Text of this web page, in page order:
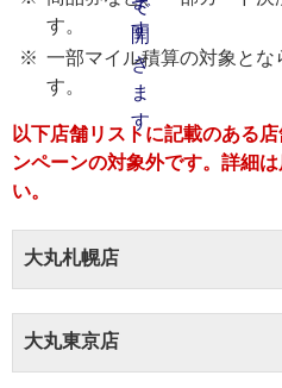
す。
一部マイル積算の対象とな
す。
以下店舗リストに記載のある
ンペーンの対象外です。詳細
い。
大丸札幌店
大丸東京店